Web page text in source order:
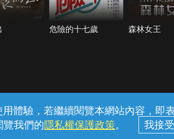
體驗，若繼續閱覽本網站內容，即
覽我們的隱私權保護政策。
危險的十七歲 森林女王
線上客服 服務條款 隱私權保護
個人家庭分公司 (統一編號：96979949) © 2026